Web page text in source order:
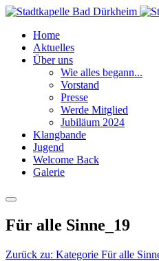
Home
Aktuelles
Über uns
Wie alles begann...
Vorstand
Presse
Werde Mitglied
Jubiläum 2024
Klangbande
Jugend
Welcome Back
Galerie
Für alle Sinne_19
Zurück zu: Kategorie Für alle